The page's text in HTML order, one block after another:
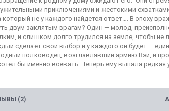
приключениями и жестокими
не у каждого найдется ответ…. В эпоху
двум заклятым врагам? Один — молод,
и слишком долго трудился на земле, чтобы не
сделает свой выбор и у каждого он будет —
полководец, возглавлявший армию Вэй, и
бы именно воевать…Теперь ему выпала редкая
(2)